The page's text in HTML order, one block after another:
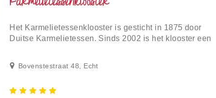
Het Karmelietessenklooster is gesticht in 1875 door
Duitse Karmelietessen. Sinds 2002 is het klooster een
Bovenstestraat 48, Echt